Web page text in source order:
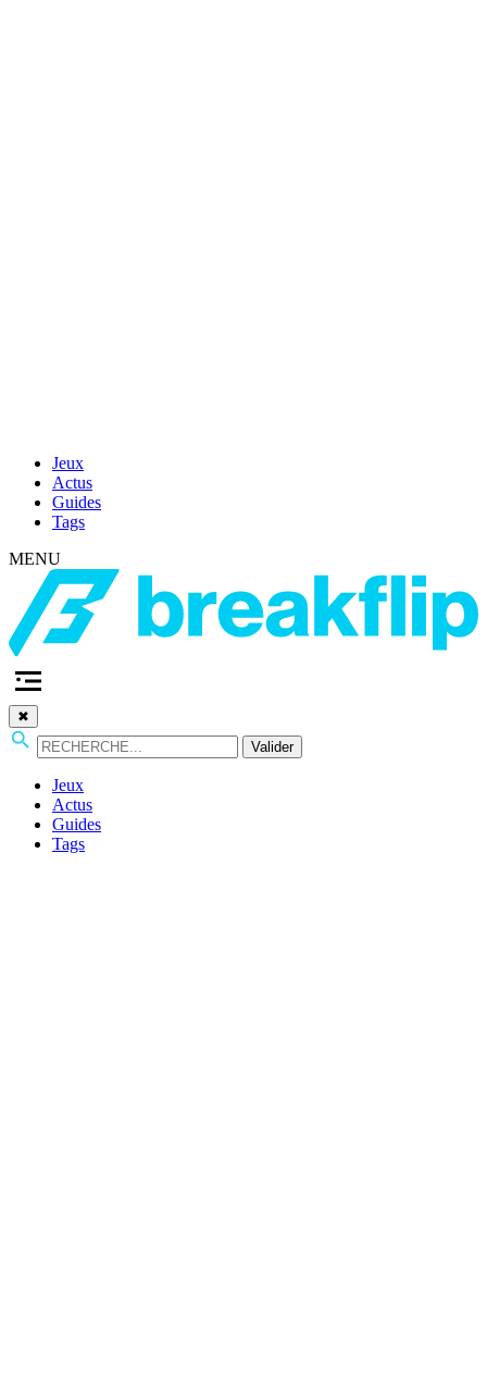
Jeux
Actus
Guides
Tags
MENU
✖
Valider
Jeux
Actus
Guides
Tags